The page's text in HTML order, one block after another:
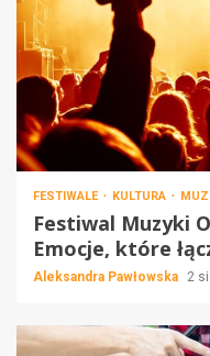
FESTIWALE KULTURA
Festiwal Muzyki
Emocje, które
Aleksandra Pawłowska 2